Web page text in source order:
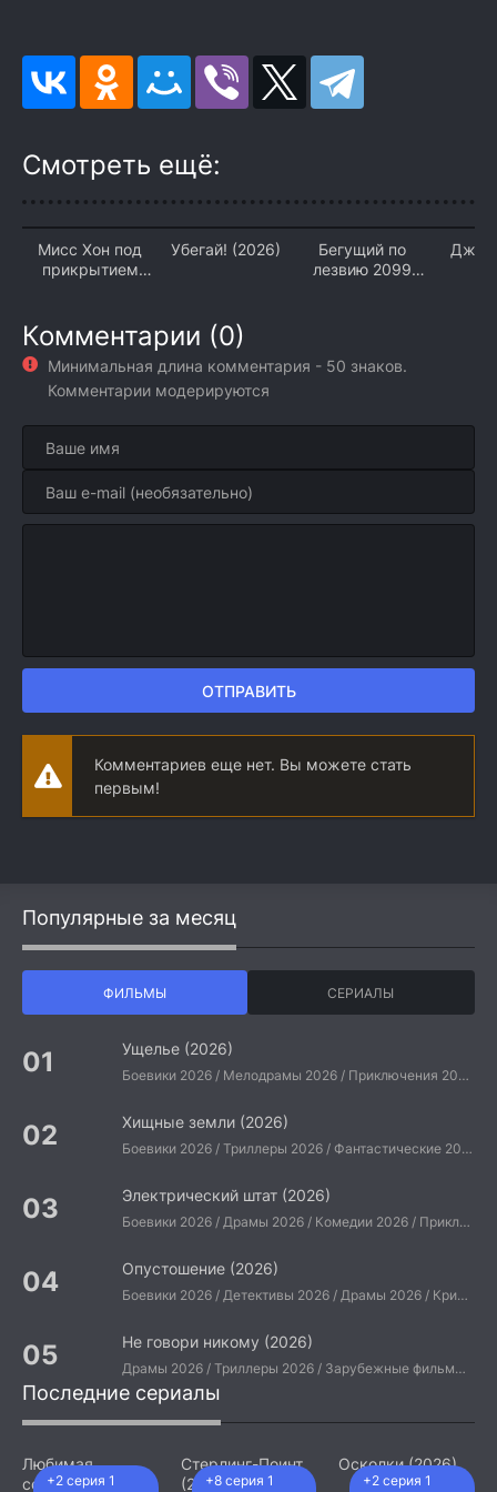
Смотреть ещё:
Мисс Хон под
прикрытием
Убегай! (2026)
Бегущий по
лезвию 2099
Комментарии (0)
Минимальная длина комментария - 50 знаков.
Комментарии модерируются
ОТПРАВИТЬ
Комментариев еще нет. Вы можете стать
первым!
Популярные за месяц
ФИЛЬМЫ СЕРИАЛЫ
Ущелье (2026)
Боевики 2026 / Мелодрамы 2026 / Приключения 2026 / Ужасы 2026 / Фантастические 2026 / Зарубежные фильмы 2026 / Американские фильмы / Фильмы 2026
Хищные земли (2026)
Боевики 2026 / Триллеры 2026 / Фантастические 2026 / Зарубежные фильмы 2026 / Американские фильмы / Фильмы 2026
Электрический штат (2026)
Боевики 2026 / Драмы 2026 / Комедии 2026 / Приключения 2026 / Фантастические 2026 / Зарубежные фильмы 2026 / Американские фильмы / Фильмы 2026
Опустошение (2026)
Боевики 2026 / Детективы 2026 / Драмы 2026 / Криминальные фильмы 2026 / Триллеры 2026 / Зарубежные фильмы 2026 / Американские фильмы / Фильмы 2026
Не говори никому (2026)
Драмы 2026 / Триллеры 2026 / Зарубежные фильмы 2026 / Американские фильмы / Фильмы 2026
Последние сериалы
+2 серия 1
Любимая
сотрудница
+8 серия 1
Стерлинг-Поинт
(2026)
+2 серия 1
Осколки (2026)